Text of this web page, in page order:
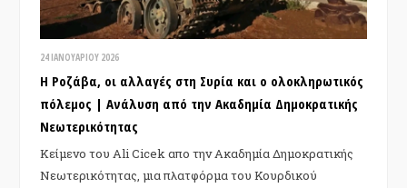
24 ΙΑΝΟΥΑΡΊΟΥ 2026
Η Ροζάβα, οι αλλαγές στη Συρία και ο ολοκληρωτικός
πόλεμος | Ανάλυση από την Ακαδημία Δημοκρατικής
Νεωτερικότητας
Κείμενο του Ali Cicek απο την Ακαδημία Δημοκρατικής
Νεωτερικότητας, μια πλατφόρμα του Κουρδικού